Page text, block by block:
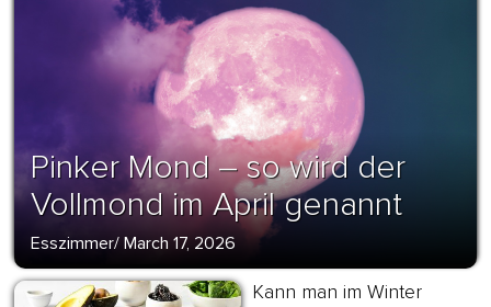
Pinker Mond – so wird der
Vollmond im April genannt
Esszimmer/ March 17, 2026
Kann man im Winter